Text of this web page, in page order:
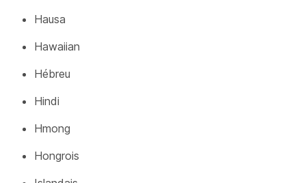
Hausa
Hawaiian
Hébreu
Hindi
Hmong
Hongrois